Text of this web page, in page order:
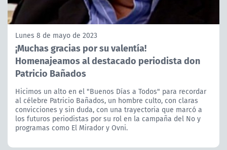
Lunes 8 de mayo de 2023
¡Muchas gracias por su valentía!
Homenajeamos al destacado periodista don
Patricio Bañados
Hicimos un alto en el "Buenos Días a Todos" para recordar
al célebre Patricio Bañados, un hombre culto, con claras
convicciones y sin duda, con una trayectoria que marcó a
los futuros periodistas por su rol en la campaña del No y
programas como El Mirador y Ovni.